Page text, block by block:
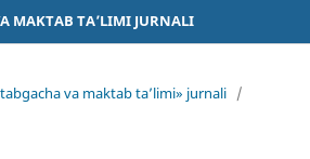
MAKTAB TA’LIMI JURNALI
va maktab ta’limi» jurnali /